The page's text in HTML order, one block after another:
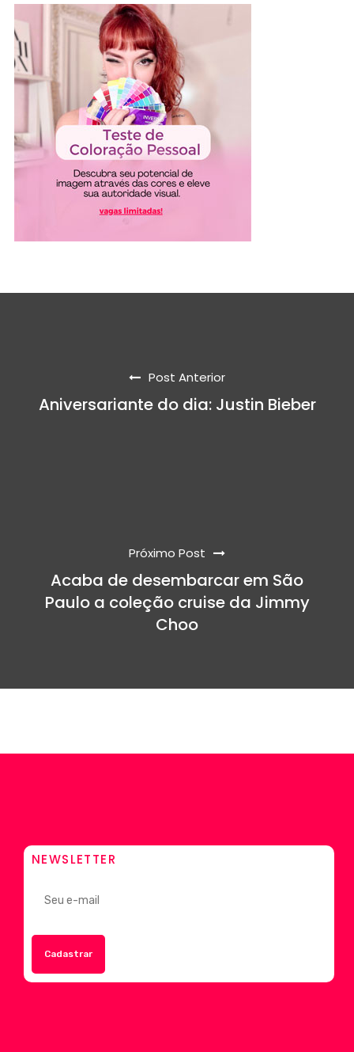
Post Anterior
Aniversariante do dia: Justin Bieber
Próximo Post
Acaba de desembarcar em São
Paulo a coleção cruise da Jimmy
Choo
NEWSLETTER